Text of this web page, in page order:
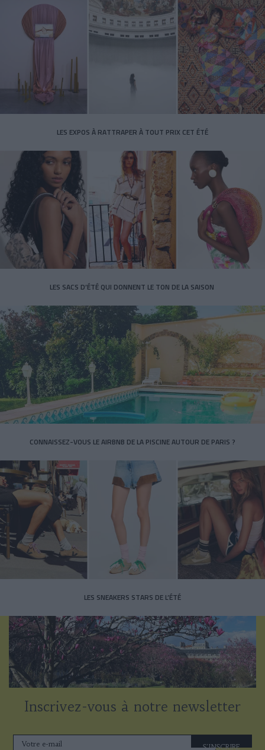
LES EXPOS À RATTRAPER À TOUT PRIX CET ÉTÉ
LES SACS D’ÉTÉ QUI DONNENT LE TON DE LA SAISON
CONNAISSEZ-VOUS LE AIRBNB DE LA PISCINE AUTOUR DE PARIS ?
LES SNEAKERS STARS DE L’ÉTÉ
Inscrivez-vous à notre newsletter
S'INSCRIRE